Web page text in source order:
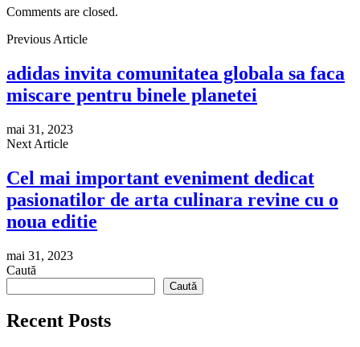
Comments are closed.
Previous Article
adidas invita comunitatea globala sa faca
miscare pentru binele planetei
mai 31, 2023
Next Article
Cel mai important eveniment dedicat
pasionatilor de arta culinara revine cu o
noua editie
mai 31, 2023
Caută
Caută
Recent Posts